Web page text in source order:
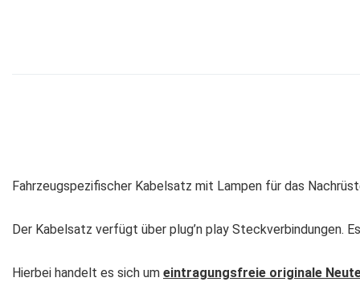
Fahrzeugspezifischer Kabelsatz mit Lampen für das
Der Kabelsatz verfügt über plug’n play Steckverbindungen.
Hierbei handelt es sich um eintragungsfreie originale